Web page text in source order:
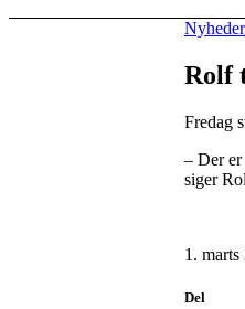
Nyheder
Rolf
Fredag
– Der
siger
1. marts
Del